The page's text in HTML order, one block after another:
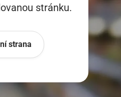
stránku.
strana